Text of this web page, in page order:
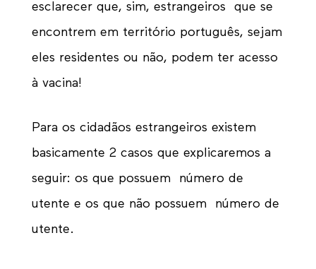
esclarecer que, sim, estrangeiros que se
encontrem em território português, sejam
eles residentes ou não, podem ter acesso
à vacina!
Para os cidadãos estrangeiros existem
basicamente 2 casos que explicaremos a
seguir: os que possuem número de
utente e os que não possuem número de
utente.